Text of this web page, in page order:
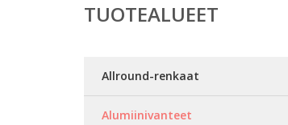
TUOTEALUEET
Allround-renkaat
Alumiinivanteet